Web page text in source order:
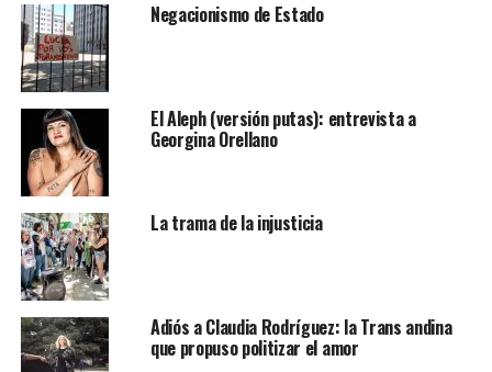
Negacionismo de Estado
El Aleph (versión putas): entrevista a
Georgina Orellano
La trama de la injusticia
Adiós a Claudia Rodríguez: la Trans andina
que propuso politizar el amor